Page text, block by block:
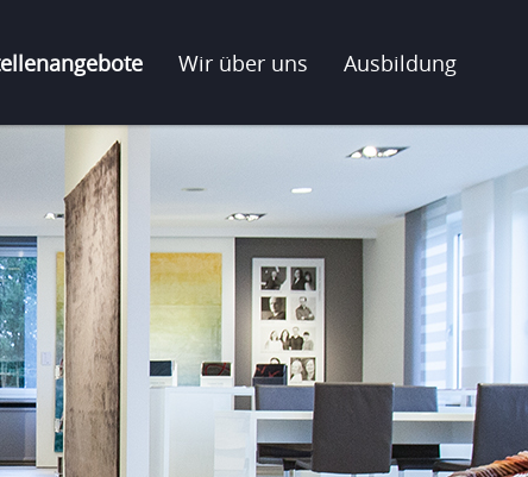
Wir über uns Ausbildung